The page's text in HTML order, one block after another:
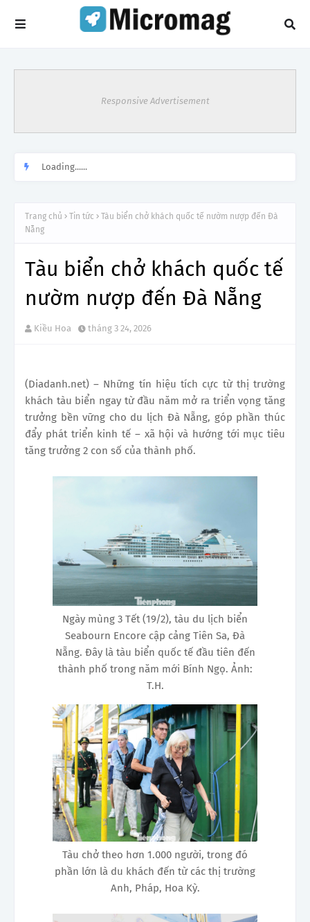
Responsive Advertisement
Loading......
Trang chủ Tin tức
Tàu biển chở khách quốc tế nườm nượp đến Đà
Nẵng
Tàu biển chở khách quốc tế
nườm nượp đến Đà Nẵng
Kiều Hoa tháng 3 24, 2026
(Diadanh.net) – Những tín hiệu tích cực từ thị trường
khách tàu biển ngay từ đầu năm mở ra triển vọng tăng
trưởng bền vững cho du lịch Đà Nẵng, góp phần thúc
đẩy phát triển kinh tế – xã hội và hướng tới mục tiêu
tăng trưởng 2 con số của thành phố.
Ngày mùng 3 Tết (19/2), tàu du lịch biển
Seabourn Encore cập cảng Tiên Sa, Đà
Nẵng . Đây là tàu biển quốc tế đầu tiên đến
thành phố trong năm mới Bính Ngọ. Ảnh:
T.H.
Tàu chở theo hơn 1.000 người, trong đó
phần lớn là du khách đến từ các thị trường
Anh, Pháp, Hoa Kỳ.